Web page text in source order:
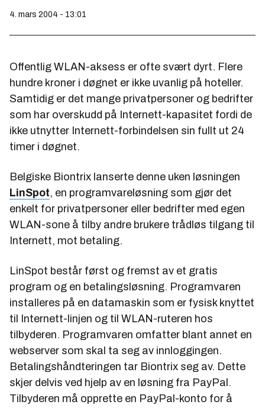
4. mars 2004 - 13:01
Offentlig WLAN-aksess er ofte svært dyrt. Flere
hundre kroner i døgnet er ikke uvanlig på hoteller.
Samtidig er det mange privatpersoner og bedrifter
som har overskudd på Internett-kapasitet fordi de
ikke utnytter Internett-forbindelsen sin fullt ut 24
timer i døgnet.
Belgiske Biontrix lanserte denne uken løsningen
LinSpot, en programvareløsning som gjør det
enkelt for privatpersoner eller bedrifter med egen
WLAN-sone å tilby andre brukere trådløs tilgang til
Internett, mot betaling.
LinSpot består først og fremst av et gratis
program og en betalingsløsning. Programvaren
installeres på en datamaskin som er fysisk knyttet
til Internett-linjen og til WLAN-ruteren hos
tilbyderen. Programvaren omfatter blant annet en
webserver som skal ta seg av innloggingen.
Betalingshåndteringen tar Biontrix seg av. Dette
skjer delvis ved hjelp av en løsning fra PayPal.
Tilbyderen må opprette en PayPal-konto for å